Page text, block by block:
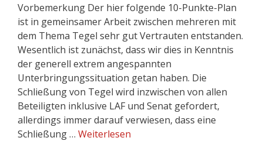
Vorbemerkung Der hier folgende 10-Punkte-Plan
ist in gemeinsamer Arbeit zwischen mehreren mit
dem Thema Tegel sehr gut Vertrauten entstanden.
Wesentlich ist zunächst, dass wir dies in Kenntnis
der generell extrem angespannten
Unterbringungssituation getan haben. Die
Schließung von Tegel wird inzwischen von allen
Beteiligten inklusive LAF und Senat gefordert,
allerdings immer darauf verwiesen, dass eine
Schließung … Weiterlesen